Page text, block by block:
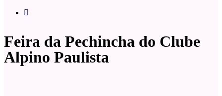
Feira da Pechincha do Clube
Alpino Paulista